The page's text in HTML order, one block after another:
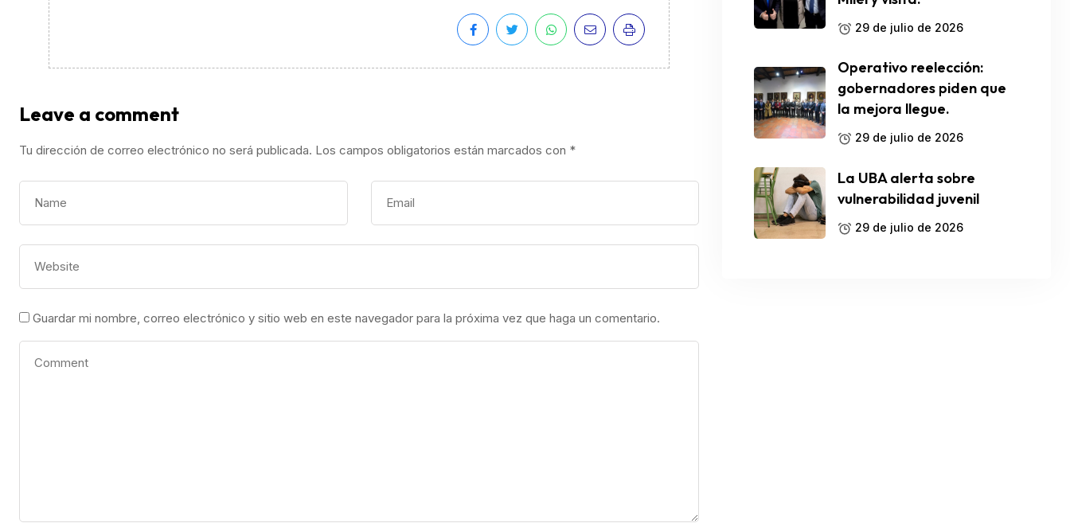
Leave a comment
Tu dirección de correo electrónico no será publicada. Los campos obligatorios están marcados con *
Guardar mi nombre, correo electrónico y sitio web en este navegador para la próxima vez que haga un comentario.
29 de julio de 2026
Operativo reelección:
gobernadores piden que
la mejora llegue.
29 de julio de 2026
La UBA alerta sobre
vulnerabilidad juvenil
29 de julio de 2026